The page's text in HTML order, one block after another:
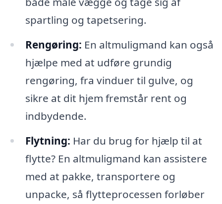
spartling og tapetsering.
Rengøring: En altmuligmand kan også
hjælpe med at udføre grundig
rengøring, fra vinduer til gulve, og
sikre at dit hjem fremstår rent og
indbydende.
Flytning: Har du brug for hjælp til at
flytte? En altmuligmand kan assistere
med at pakke, transportere og
unpacke, så flytteprocessen forløber